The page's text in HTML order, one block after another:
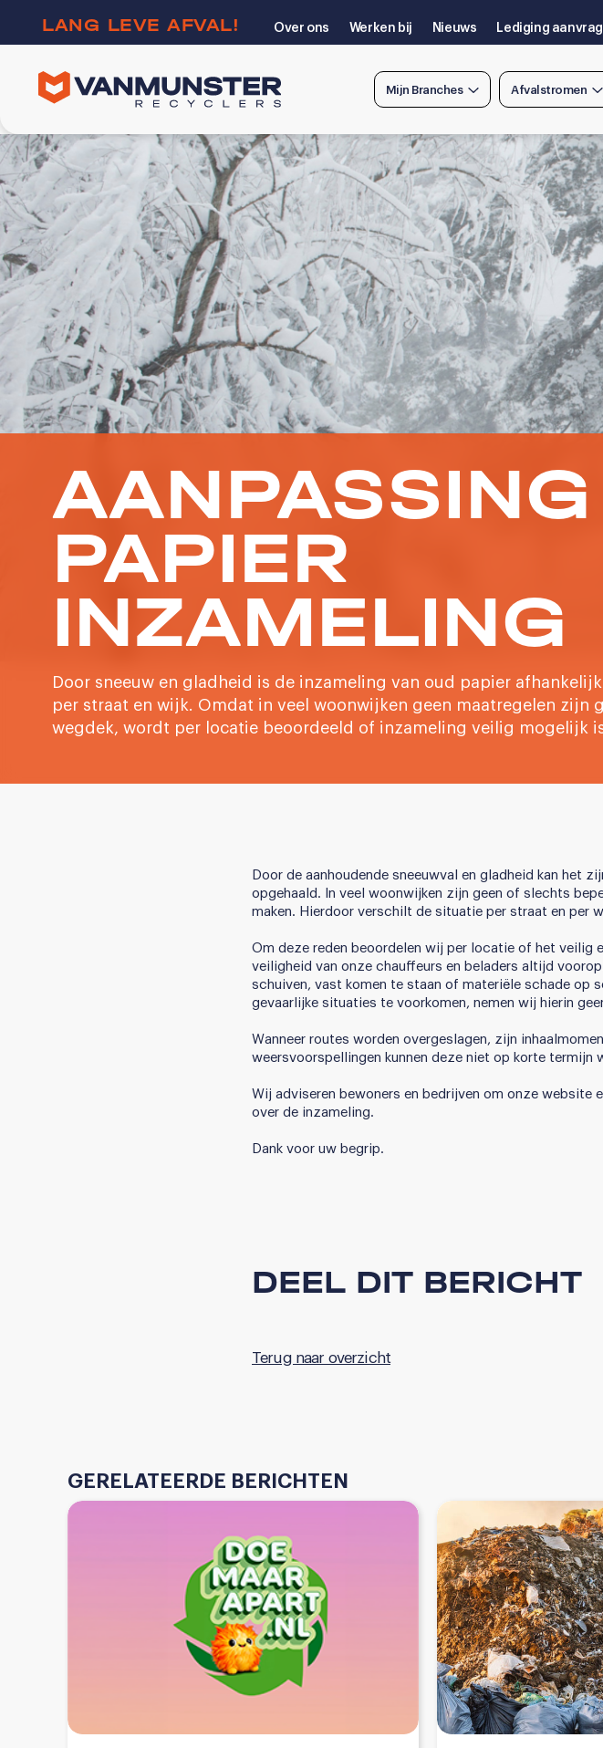
LANG LEVE AFVAL! Over ons Werken bij Nieuws Lediging
Mijn Branches Afvalstromen
AANPASSING
PAPIER
INZAMELING
Door sneeuw en gladheid is de inzameling van oud papier
per straat en wijk. Omdat in veel woonwijken geen maatregelen zijn
wegdek, wordt per locatie beoordeeld of inzameling veilig mogelijk
Door de aanhoudende sneeuwval en gladheid kan het
opgehaald. In veel woonwijken zijn geen of slechts
maken. Hierdoor verschilt de situatie per straat en per
Om deze reden beoordelen wij per locatie of het veilig
veiligheid van onze chauffeurs en beladers altijd
schuiven, vast komen te staan of materiële schade
gevaarlijke situaties te voorkomen, nemen wij hierin
Wanneer routes worden overgeslagen, zijn
weersvoorspellingen kunnen deze niet op korte termijn
Wij adviseren bewoners en bedrijven om onze website
over de inzameling.
Dank voor uw begrip.
DEEL DIT BERICHT
Terug naar overzicht
GERELATEERDE BERICHTEN